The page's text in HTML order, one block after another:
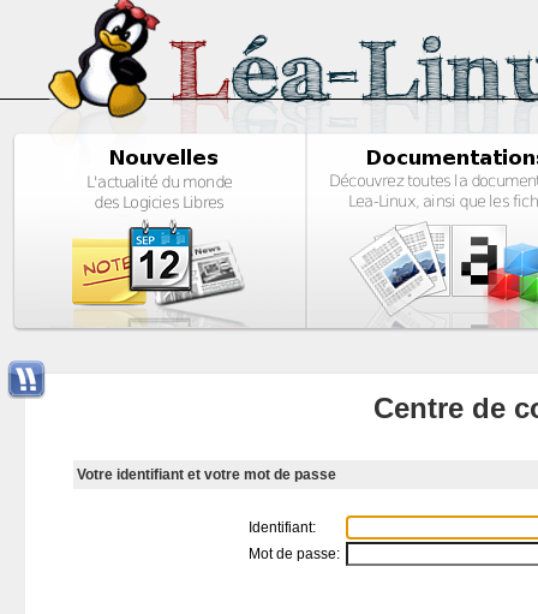
Centre de
Votre identifiant et votre mot de passe
Identifiant:
Mot de passe: